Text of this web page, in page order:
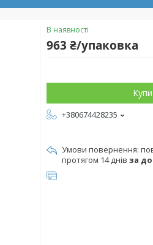
В наявності
963 ₴/упаковка
+380674428235
протягом 14 днів за